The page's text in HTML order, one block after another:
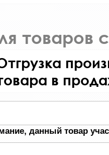
товаров
в
данный товар